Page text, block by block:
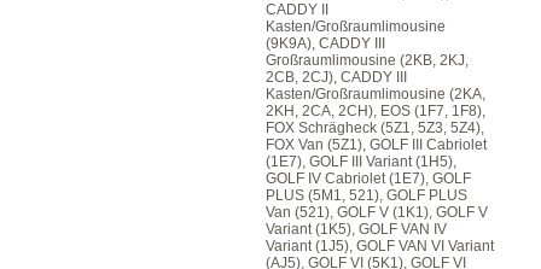
CADDY II
Kasten/Großraumlimousine
(9K9A), CADDY III
Großraumlimousine (2KB, 2KJ,
2CB, 2CJ), CADDY III
Kasten/Großraumlimousine (2KA,
2KH, 2CA, 2CH), EOS (1F7, 1F8),
FOX Schrägheck (5Z1, 5Z3, 5Z4),
FOX Van (5Z1), GOLF III Cabriolet
(1E7), GOLF III Variant (1H5),
GOLF IV Cabriolet (1E7), GOLF
PLUS (5M1, 521), GOLF PLUS
Van (521), GOLF V (1K1), GOLF V
Variant (1K5), GOLF VAN IV
Variant (1J5), GOLF VAN VI Variant
(AJ5), GOLF VI (5K1), GOLF VI